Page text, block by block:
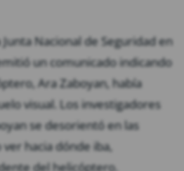
Nacional de Seguridad en
un comunicado indicando
Ara Zaboyan, había
visual. Los investigadores
se desorientó en las
hacia dónde iba,
del helicóptero.